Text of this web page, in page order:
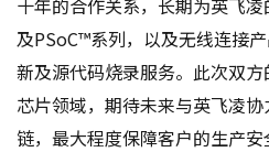
及PSoC™系列，以及无线连接
新及源代码烧录服务。此次双
芯片领域，期待未来与英飞凌
链，最大程度保障客户的生产安